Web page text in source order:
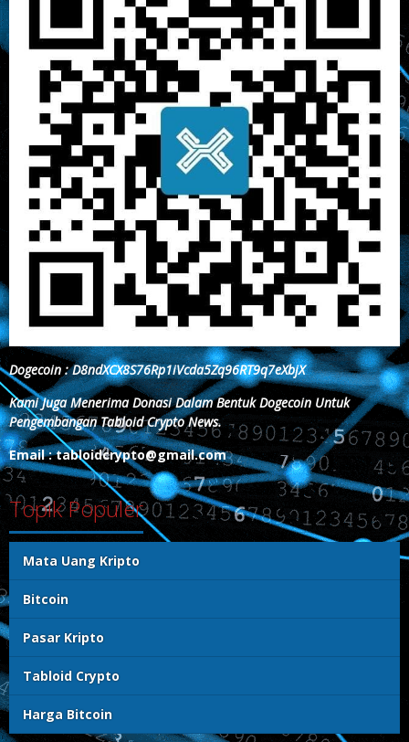
Dogecoin : D8ndXCX8S76Rp1iVcda5Zq96RT9q7eXbjX
Kami Juga Menerima Donasi Dalam Bentuk Dogecoin Untuk
Pengembangan Tabloid Crypto News.
Email : tabloidcrypto@gmail.com
Topik Populer
Mata Uang Kripto
Bitcoin
Pasar Kripto
Tabloid Crypto
Harga Bitcoin